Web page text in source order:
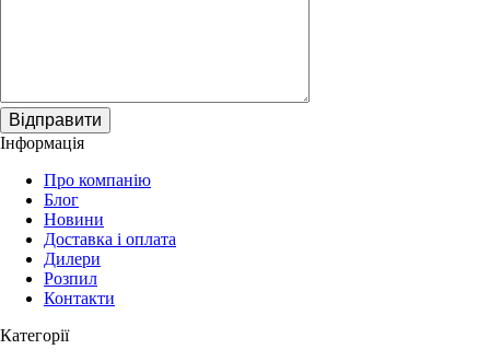
Відправити
Інформація
Про компанію
Блог
Новини
Доставка і оплата
Дилери
Розпил
Контакти
Категорії